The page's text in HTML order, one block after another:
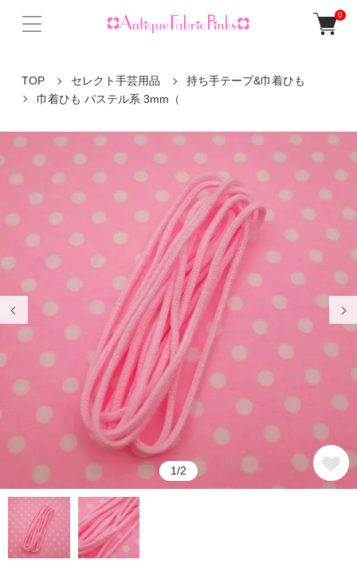
0
TOP セレクト手芸用品
持ち手テープ&巾着ひも
巾着ひも パステル系 3mm（
1/2